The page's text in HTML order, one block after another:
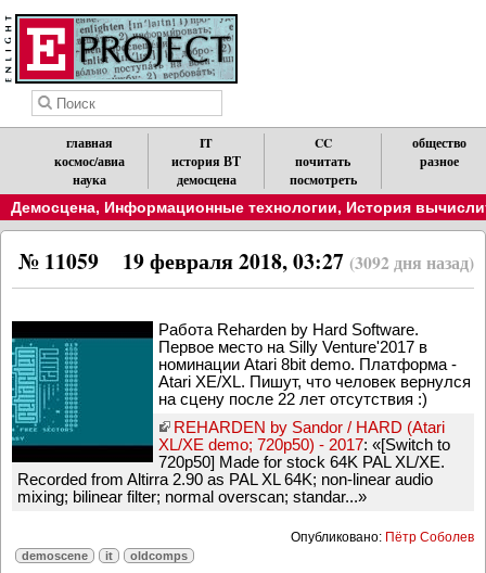
главная
космос/авиа
наука
IT
история ВТ
демосцена
CC
почитать
посмотреть
общество
разное
Демосцена, Информационные технологии, История
19 февраля 2018, 03:27 (3092 дня назад)
№ 11059
Работа Reharden by Hard Software.
Первое место на Silly Venture'2017 в
номинации Atari 8bit demo. Платформа -
Atari XE/XL. Пишут, что человек вернулся
на сцену после 22 лет отсутствия :)
REHARDEN by Sandor / HARD (Atari
XL/XE demo; 720p50) - 2017: «[Switch to
720p50] Made for stock 64K PAL XL/XE.
Recorded from Altirra 2.90 as PAL XL 64K; non-linear audio
mixing; bilinear filter; normal overscan; standar...»
Опубликовано: Пётр Соболев
demoscene it oldcomps